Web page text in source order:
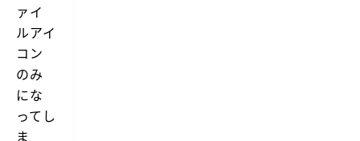
ァイ
ルアイ
コン
のみ
にな
ってし
ま